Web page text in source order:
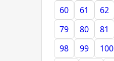
60
61 62
79
80 81
98
99 100